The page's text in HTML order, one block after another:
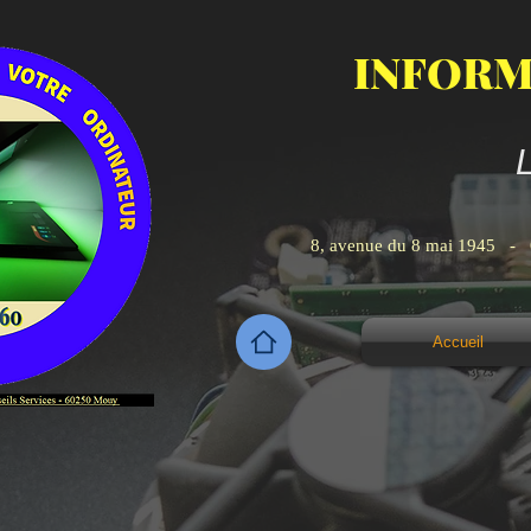
8, avenue du 8 mai
Accueil